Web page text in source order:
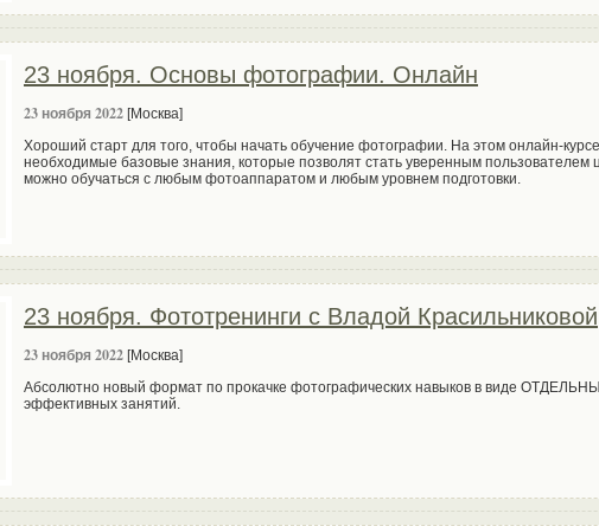
23 ноября. Основы фотографии. Онлайн
23 ноября 2022 [Москва]
Хороший старт для того, чтобы начать обучение фотографии. На этом онлайн-
необходимые базовые знания, которые позволят стать уверенным пользователем
можно обучаться с любым фотоаппаратом и любым уровнем подготовки.
23 ноября. Фототренинги с Владой Красильниковой
23 ноября 2022 [Москва]
Абсолютно новый формат по прокачке фотографических навыков в виде
эффективных занятий.